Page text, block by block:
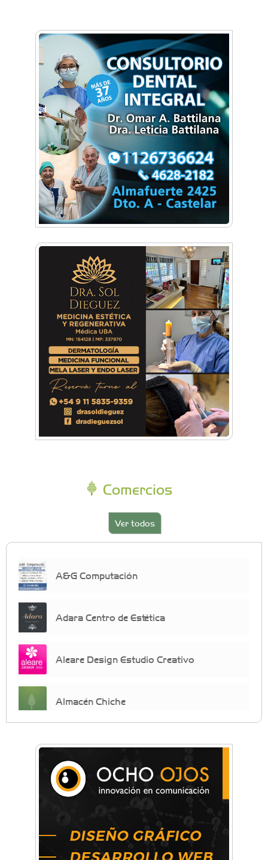
Comercios
Ver todos
A&G Computación
Adara Centro de Estética
Aleare Design Estudio Creativo
Almacén Chiche
crecimiento personal
Arq. Horacio Alejandro Sánchez
Artística ApasionArte